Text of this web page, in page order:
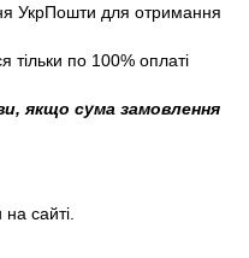
УкрПошти для отримання
тільки по 100% оплаті
якщо сума замовлення
сайті.